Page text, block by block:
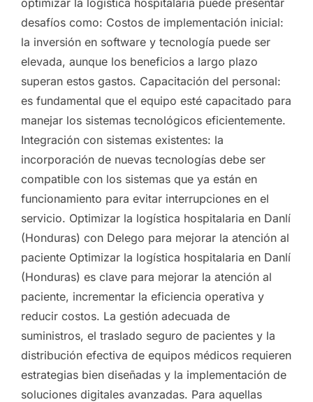
desafíos como: Costos de implementación inicial:
la inversión en software y tecnología puede ser
elevada, aunque los beneficios a largo plazo
superan estos gastos. Capacitación del personal:
es fundamental que el equipo esté capacitado para
manejar los sistemas tecnológicos eficientemente.
Integración con sistemas existentes: la
incorporación de nuevas tecnologías debe ser
compatible con los sistemas que ya están en
funcionamiento para evitar interrupciones en el
servicio. Optimizar la logística hospitalaria en Danlí
(Honduras) con Delego para mejorar la atención al
paciente Optimizar la logística hospitalaria en Danlí
(Honduras) es clave para mejorar la atención al
paciente, incrementar la eficiencia operativa y
reducir costos. La gestión adecuada de
suministros, el traslado seguro de pacientes y la
distribución efectiva de equipos médicos requieren
estrategias bien diseñadas y la implementación de
soluciones digitales avanzadas. Para aquellas